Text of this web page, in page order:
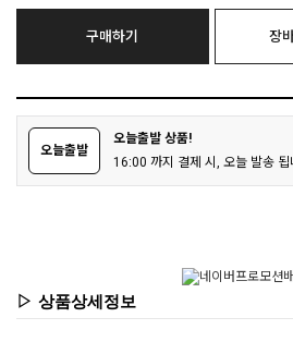
구매하기 장
오늘출발
오늘출발 상품!
16:00 까지 결제 시, 오늘 발송 됩
▷ 상품상세정보